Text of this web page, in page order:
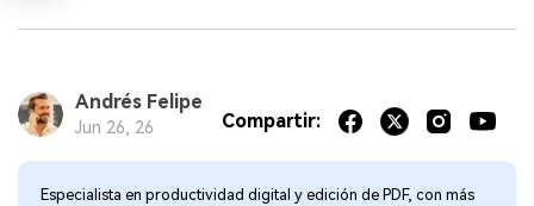
Andrés Felipe
Jun 26, 26 Compartir:
Especialista en productividad digital y edición de PDF, con más